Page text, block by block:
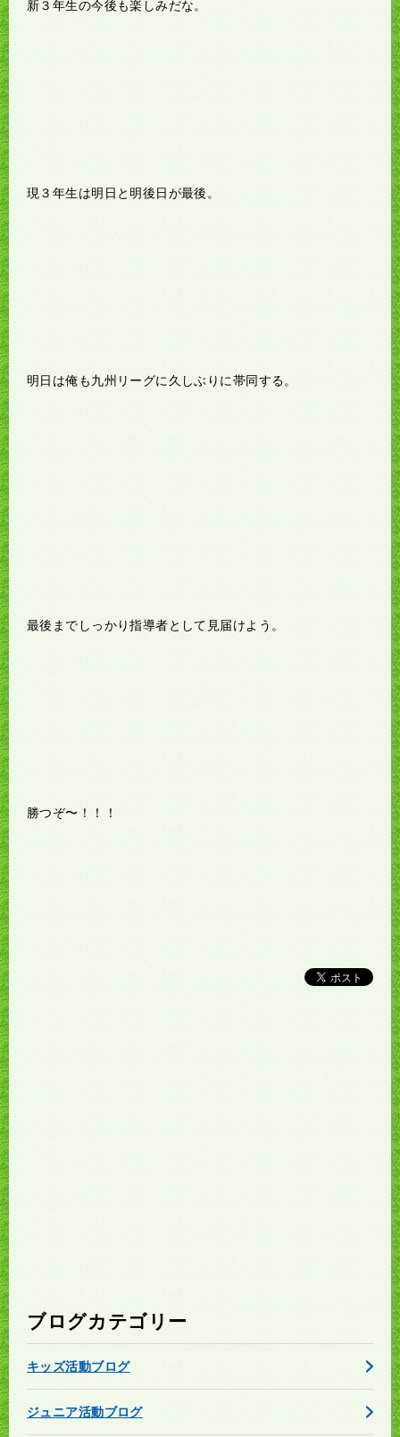
新３年生の今後も楽しみだな。
現３年生は明日と明後日が最後。
明日は俺も九州リーグに久しぶりに帯同する。
最後までしっかり指導者として見届けよう。
勝つぞ〜！！！
ブログカテゴリー
キッズ活動ブログ
ジュニア活動ブログ